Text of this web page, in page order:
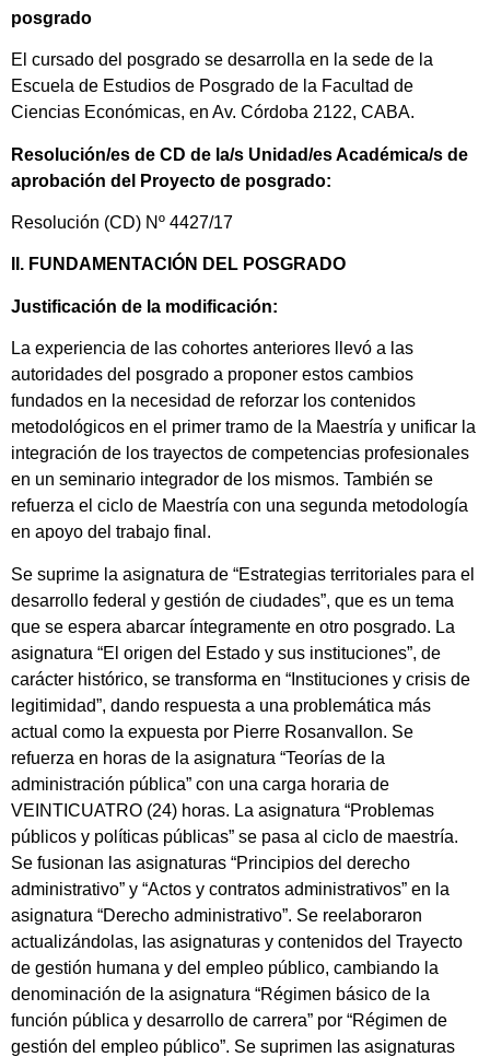
posgrado
El cursado del posgrado se desarrolla en la sede de la
Escuela de Estudios de Posgrado de la Facultad de
Ciencias Económicas, en Av. Córdoba 2122, CABA.
Resolución/es de CD de la/s Unidad/es Académica/s de
aprobación del Proyecto de posgrado:
Resolución (CD) Nº 4427/17
II. FUNDAMENTACIÓN DEL POSGRADO
Justificación de la modificación:
La experiencia de las cohortes anteriores llevó a las
autoridades del posgrado a proponer estos cambios
fundados en la necesidad de reforzar los contenidos
metodológicos en el primer tramo de la Maestría y unificar la
integración de los trayectos de competencias profesionales
en un seminario integrador de los mismos. También se
refuerza el ciclo de Maestría con una segunda metodología
en apoyo del trabajo final.
Se suprime la asignatura de “Estrategias territoriales para el
desarrollo federal y gestión de ciudades”, que es un tema
que se espera abarcar íntegramente en otro posgrado. La
asignatura “El origen del Estado y sus instituciones”, de
carácter histórico, se transforma en “Instituciones y crisis de
legitimidad”, dando respuesta a una problemática más
actual como la expuesta por Pierre Rosanvallon. Se
refuerza en horas de la asignatura “Teorías de la
administración pública” con una carga horaria de
VEINTICUATRO (24) horas. La asignatura “Problemas
públicos y políticas públicas” se pasa al ciclo de maestría.
Se fusionan las asignaturas “Principios del derecho
administrativo” y “Actos y contratos administrativos” en la
asignatura “Derecho administrativo”. Se reelaboraron
actualizándolas, las asignaturas y contenidos del Trayecto
de gestión humana y del empleo público, cambiando la
denominación de la asignatura “Régimen básico de la
función pública y desarrollo de carrera” por “Régimen de
gestión del empleo público”. Se suprimen las asignaturas